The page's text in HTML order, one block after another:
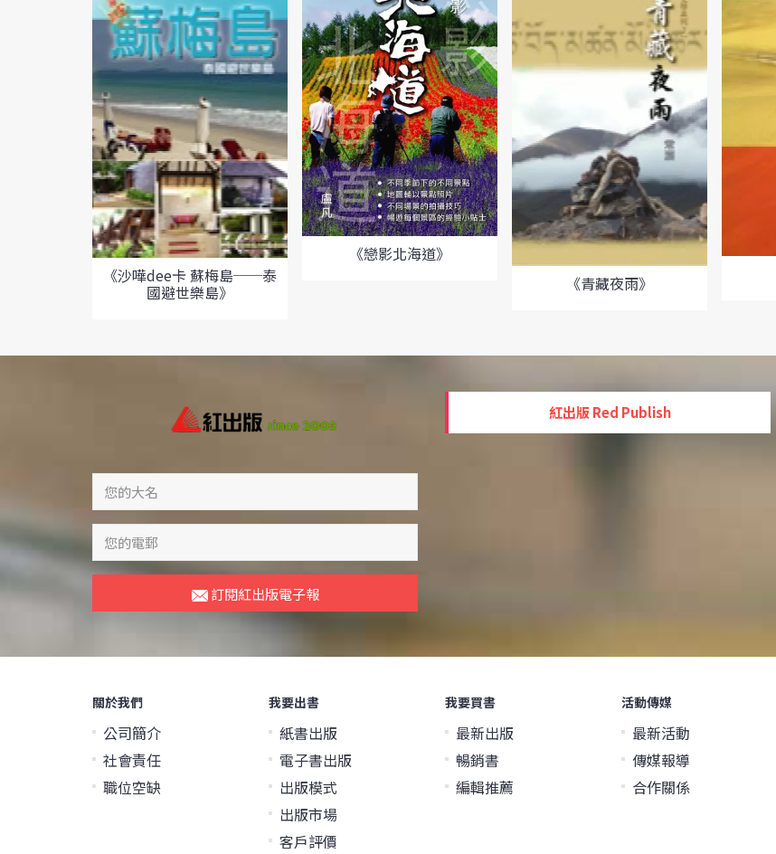
《沙嘩dee卡 蘇梅島──泰
國避世樂島》
《戀影北海道》
《青藏夜雨》
訂閱紅出版電子報
紅出版 Red Publish
關於我們
公司簡介
社會責任
職位空缺
我要出書
紙書出版
電子書出版
出版模式
出版市場
客戶評價
我要買書
最新出版
暢銷書
編輯推薦
活動傳媒
最新活動
傳媒報導
合作關係